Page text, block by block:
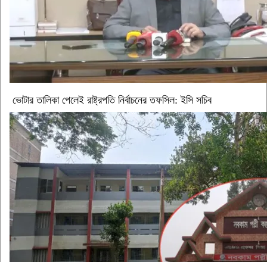
ভোটার তালিকা পেলেই রাষ্ট্রপতি নির্বাচনের তফসিল: ইসি সচিব